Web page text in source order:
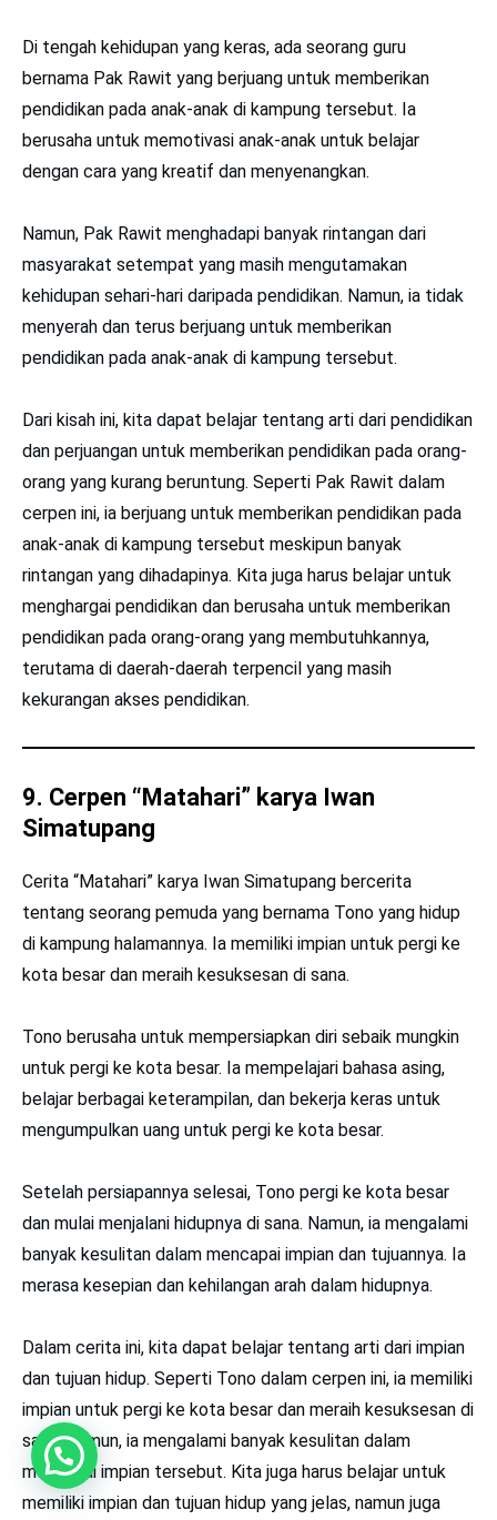
Di tengah kehidupan yang keras, ada seorang guru
bernama Pak Rawit yang berjuang untuk memberikan
pendidikan pada anak-anak di kampung tersebut. Ia
berusaha untuk memotivasi anak-anak untuk belajar
dengan cara yang kreatif dan menyenangkan.
Namun, Pak Rawit menghadapi banyak rintangan dari
masyarakat setempat yang masih mengutamakan
kehidupan sehari-hari daripada pendidikan. Namun, ia tidak
menyerah dan terus berjuang untuk memberikan
pendidikan pada anak-anak di kampung tersebut.
Dari kisah ini, kita dapat belajar tentang arti dari pendidikan
dan perjuangan untuk memberikan pendidikan pada orang-
orang yang kurang beruntung. Seperti Pak Rawit dalam
cerpen ini, ia berjuang untuk memberikan pendidikan pada
anak-anak di kampung tersebut meskipun banyak
rintangan yang dihadapinya. Kita juga harus belajar untuk
menghargai pendidikan dan berusaha untuk memberikan
pendidikan pada orang-orang yang membutuhkannya,
terutama di daerah-daerah terpencil yang masih
kekurangan akses pendidikan.
9. Cerpen “Matahari” karya Iwan
Simatupang
Cerita “Matahari” karya Iwan Simatupang bercerita
tentang seorang pemuda yang bernama Tono yang hidup
di kampung halamannya. Ia memiliki impian untuk pergi ke
kota besar dan meraih kesuksesan di sana.
Tono berusaha untuk mempersiapkan diri sebaik mungkin
untuk pergi ke kota besar. Ia mempelajari bahasa asing,
belajar berbagai keterampilan, dan bekerja keras untuk
mengumpulkan uang untuk pergi ke kota besar.
Setelah persiapannya selesai, Tono pergi ke kota besar
dan mulai menjalani hidupnya di sana. Namun, ia mengalami
banyak kesulitan dalam mencapai impian dan tujuannya. Ia
merasa kesepian dan kehilangan arah dalam hidupnya.
Dalam cerita ini, kita dapat belajar tentang arti dari impian
dan tujuan hidup. Seperti Tono dalam cerpen ini, ia memiliki
impian untuk pergi ke kota besar dan meraih kesuksesan di
sana. Namun, ia mengalami banyak kesulitan dalam
mencapai impian tersebut. Kita juga harus belajar untuk
memiliki impian dan tujuan hidup yang jelas, namun juga